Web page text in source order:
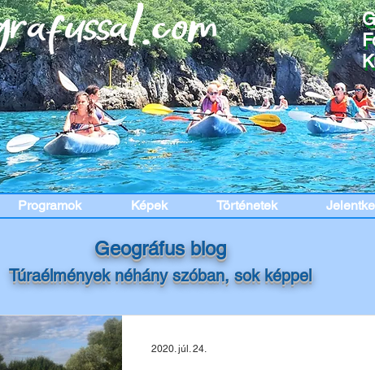
Programok Képek Történetek
2020. júl. 24.
Geográfus blog
Túraélményeknéhány szóban, sok képpel